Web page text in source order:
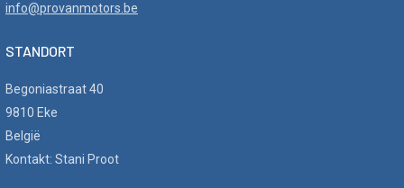
info@provanmotors.be
STANDORT
Begoniastraat 40
9810 Eke
België
Kontakt: Stani Proot